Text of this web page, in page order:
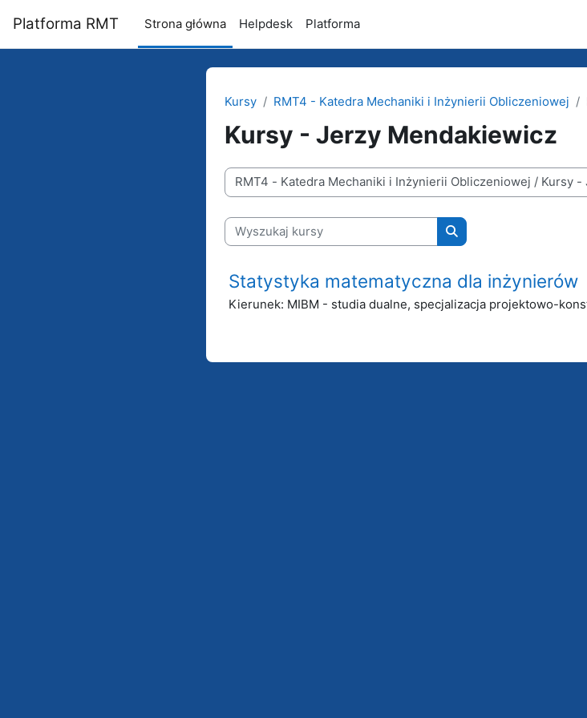
Platforma RMT Strona główna Helpdesk Platforma
Kursy RMT4 - Katedra Mechaniki i Inżynierii Obliczeniowej
Kursy - Jerzy Mendakiewicz
Kategorie kursów
Wyszukaj kursy
Wyszukaj kursy
Statystyka matematyczna dla inżynierów
Kierunek: MIBM - studia dualne, specjalizacja projektowo-